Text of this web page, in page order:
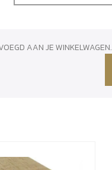
AAN JE WINKELWAGEN.